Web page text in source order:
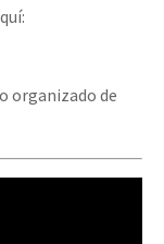
poblaciones y
organizado de